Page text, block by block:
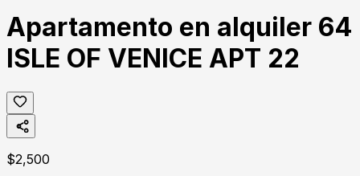
Apartamento en alquiler 64
ISLE OF VENICE APT 22
$2,500